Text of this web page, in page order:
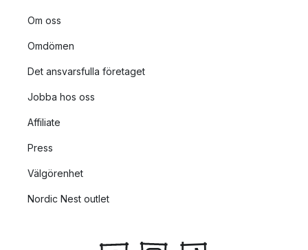
Om oss
Omdömen
Det ansvarsfulla företaget
Jobba hos oss
Affiliate
Press
Välgörenhet
Nordic Nest outlet